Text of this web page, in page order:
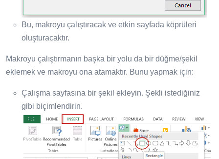
Bu, makroyu çalıştıracak ve etkin sayfada köprüleri
oluşturacaktır.
Makroyu çalıştırmanın başka bir yolu da bir düğme/şekil
eklemek ve makroyu ona atamaktır. Bunu yapmak için:
Çalışma sayfasına bir şekil ekleyin. Şekli istediğiniz
gibi biçimlendirin.